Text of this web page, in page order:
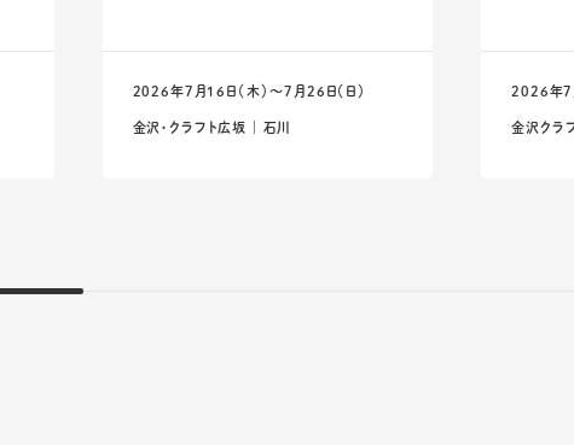
2026年7月16日（木）〜7月26日（日）
金沢・クラフト広坂 ｜ 石川
2026年7
金沢クラ